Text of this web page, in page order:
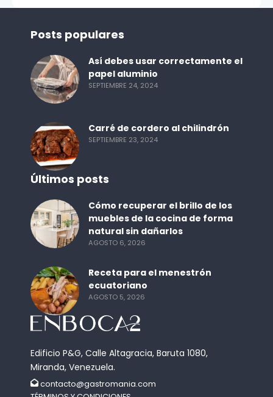
Edificio P&G, Calle Altagracia, Baruta 1080,
Miranda, Venezuela.
contacto@gastromania.com
Posts populares
Así debes usar correctamente el
papel aluminio
SEPTIEMBRE 24, 2024
Carré de cordero al chilindrón
SEPTIEMBRE 23, 2024
Últimos posts
Cómo recuperar el brillo de los
muebles de la cocina de forma
natural sin dañarlos
AGOSTO 6, 2026
Receta para el menestrón
ecuatoriano
AGOSTO 5, 2026